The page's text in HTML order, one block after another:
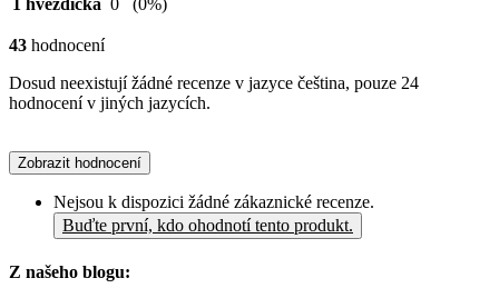
43 hodnocení
Dosud neexistují žádné recenze v jazyce čeština, pouze 24
hodnocení v jiných jazycích.
Zobrazit hodnocení
Nejsou k dispozici žádné zákaznické recenze.
Buďte první, kdo ohodnotí tento produkt.
Z našeho blogu: